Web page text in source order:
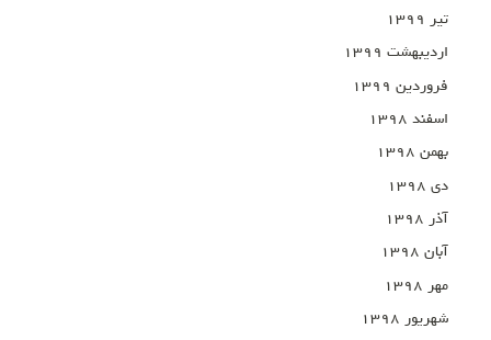
تیر ۱۳۹۹
اردیبهشت ۱۳۹۹
فروردین ۱۳۹۹
اسفند ۱۳۹۸
بهمن ۱۳۹۸
دی ۱۳۹۸
آذر ۱۳۹۸
آبان ۱۳۹۸
مهر ۱۳۹۸
شهریور ۱۳۹۸